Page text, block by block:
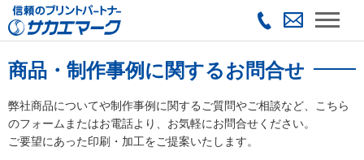
商品・制作事例に関するお問合せ
弊社商品についてや制作事例に関するご質問やご相談など、こちら
のフォームまたはお電話より、お気軽にお問合せください。
ご要望にあった印刷・加工をご提案いたします。